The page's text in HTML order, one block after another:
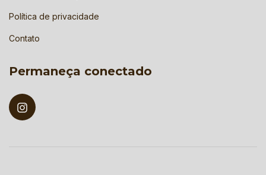
Política de privacidade
Contato
Permaneça conectado